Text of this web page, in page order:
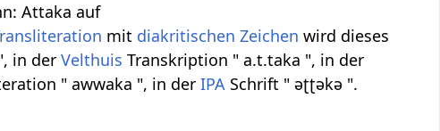
Attaka auf
mit diakritischen Zeichen wird dieses
in derVelthuis Transkription " a.t.taka ", in der
" awwaka ", in derIPA Schrift " əʈʈəkə ".